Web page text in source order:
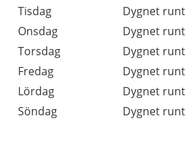
Tisdag
Dygnet runt
Onsdag
Dygnet runt
Torsdag
Dygnet runt
Fredag
Dygnet runt
Lördag
Dygnet runt
Söndag
Dygnet runt